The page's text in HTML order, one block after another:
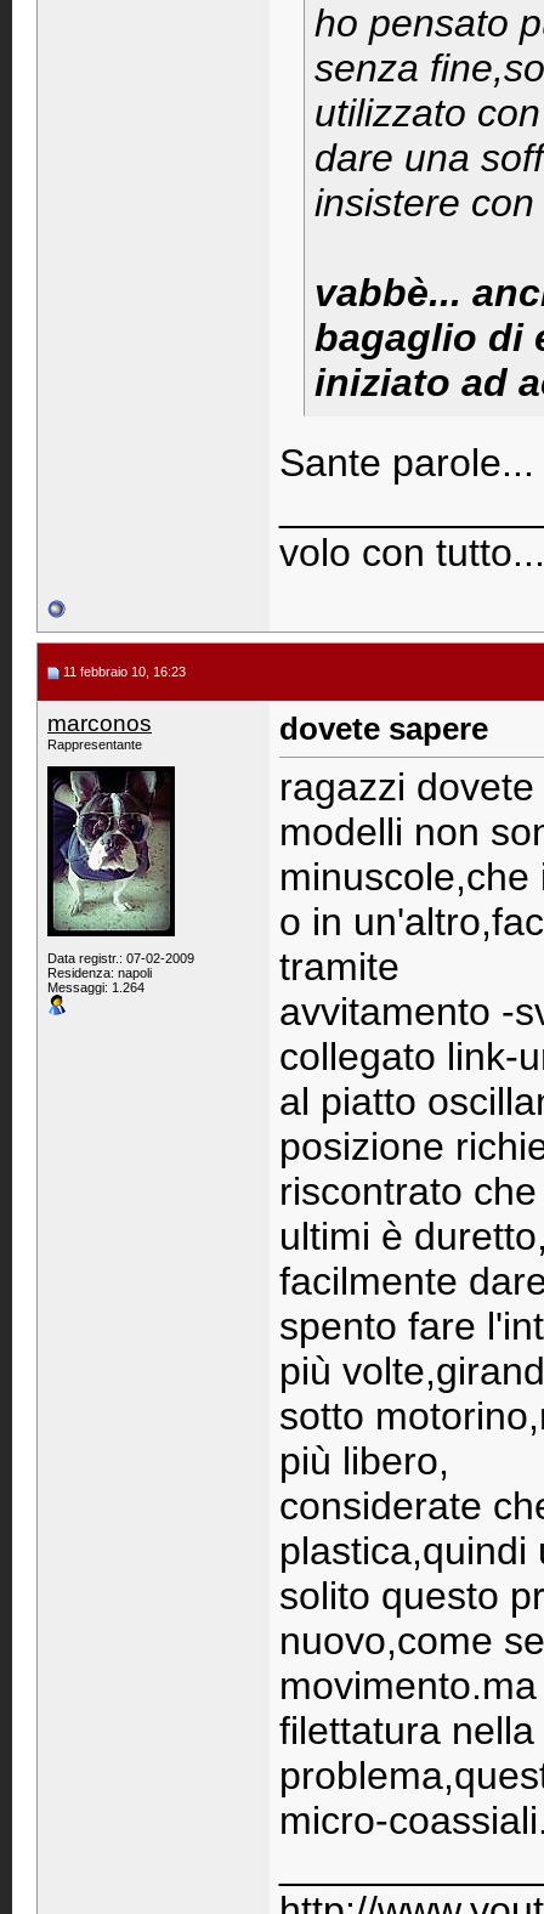
ho pensato
senza
utilizzato
dare una
insistere
vabbè...
bagaglio di
iniziato ad
Sante parole...
volo con
11 febbraio 10, 16:23
marconos
Rappresentante
Data registr.: 07-02-2009
Residenza: napoli
Messaggi: 1.264
dovete sapere
ragazzi
modelli non
o in
tramite
avvitamento -
collegato link-
al piatto
posizione
riscontrato
ultimi è
facilmente
spento fare
più
sotto
più libero,
considerate
plastica,quindi
solito questo
nuovo,come
filettatura
micro-